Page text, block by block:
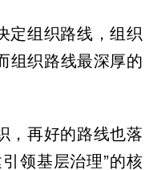
定组织路线，组织
组织路线最深厚的
，再好的路线也落
领基层治理”的核